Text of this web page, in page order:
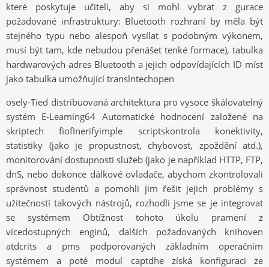
které poskytuje učiteli, aby si mohl vybrat z gurace
požadované infrastruktury: Bluetooth rozhraní by měla být
stejného typu nebo alespoň vysílat s podobným výkonem,
musí být tam, kde nebudou přenášet tenké formace), tabulka
hardwarových adres Bluetooth a jejich odpovídajících ID míst
jako tabulka umožňující translntechopen
osely-Tied distribuovaná architektura pro vysoce škálovatelný
systém E-Leaming64 Automatické hodnocení založené na
skriptech fiofInerifyimple scriptskontrola konektivity,
statistiky (jako je propustnost, chybovost, zpoždění atd.),
monitorování dostupnosti služeb (jako je například HTTP, FTP,
dnS, nebo dokonce dálkové ovladače, abychom zkontrolovali
správnost studentů a pomohli jim řešit jejich problémy s
užitečností takových nástrojů, rozhodli jsme se je integrovat
se systémem Obtížnost tohoto úkolu pramení z
vícedostupných enginů, dalších požadovaných knihoven
atdcrits a pms podporovaných základním operačním
systémem a poté modul captdhe získá konfiguraci ze